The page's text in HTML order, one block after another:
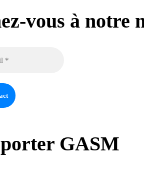
vous à notre
GASM